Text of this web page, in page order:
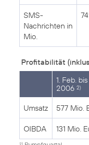
SMS-
Nachrichten in
Mio.
Profitabilität
1. Feb.
2006 2)
Umsatz 577 Mio.
OIBDA 131 Mio.
2)